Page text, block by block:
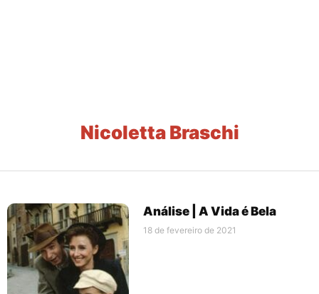
Nicoletta Braschi
Análise | A Vida é Bela
18 de fevereiro de 2021